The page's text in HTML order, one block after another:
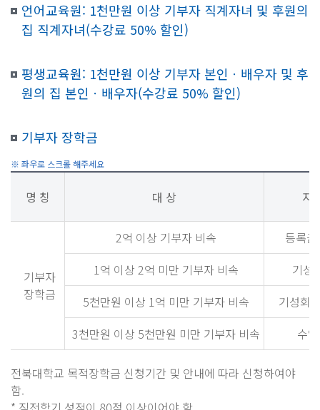
언어교육원: 1천만원 이상 기부자 직계자녀 및 후원의
집 직계자녀(수강료 50% 할인)
평생교육원: 1천만원 이상 기부자 본인ㆍ배우자 및 후
원의 집 본인ㆍ배우자(수강료 50% 할인)
기부자 장학금
명 칭 대 상 지
기부자
장학금
2억 이상 기부자 비속
등록
1억 이상 2억 미만 기부자 비속
기성
5천만원 이상 1억 미만 기부자 비속
기성회
3천만원 이상 5천만원 미만 기부자 비속
수
전북대학교 목적장학금 신청기간 및 안내에 따라 신청하여야
함.